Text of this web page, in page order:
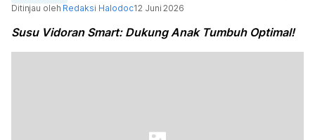
Ditinjau oleh Redaksi Halodoc12 Juni 2026
Susu Vidoran Smart: Dukung Anak Tumbuh Optimal!